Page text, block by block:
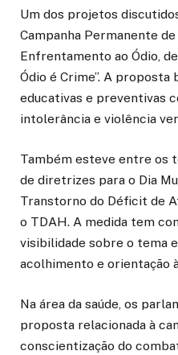
Um dos projetos
Campanha Permanente
Enfrentamento ao Ódio,
Ódio é Crime”. A
educativas e preventivas
intolerância e violência
Também esteve entre os
de diretrizes para o Dia
Transtorno do Déficit de
o TDAH. A medida tem
visibilidade sobre o tema
acolhimento e orientação
Na área da saúde, os
proposta relacionada à
conscientização do